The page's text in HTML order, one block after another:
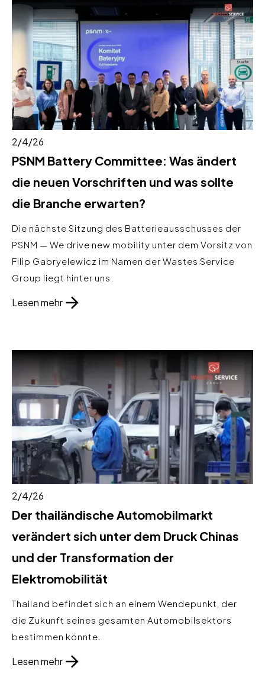
2/4/26
PSNM Battery Committee: Was ändert
die neuen Vorschriften und was sollte
die Branche erwarten?
Die nächste Sitzung des Batterieausschusses der
PSNM — We drive new mobility unter dem Vorsitz von
Filip Gabryelewicz im Namen der Wastes Service
Group liegt hinter uns.
Lesen mehr
2/4/26
Der thailändische Automobilmarkt
verändert sich unter dem Druck Chinas
und der Transformation der
Elektromobilität
Thailand befindet sich an einem Wendepunkt, der
die Zukunft seines gesamten Automobilsektors
bestimmen könnte.
Lesen mehr